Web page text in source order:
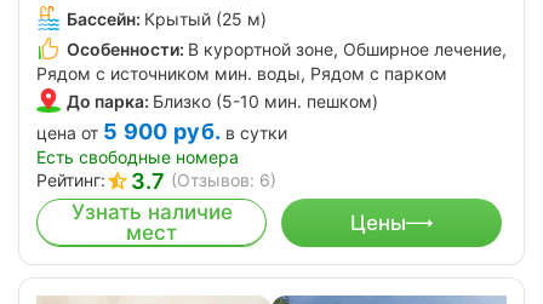
Бассейн: Крытый (25 м)
Особенности: В курортной зоне, Обширное лечение,
Рядом с источником мин. воды, Рядом с парком
До парка: Близко (5-10 мин. пешком)
цена от 5 900 руб. в сутки
Есть свободные номера
Рейтинг:
3.7 (Отзывов: 6)
Узнать наличие
мест
Цены